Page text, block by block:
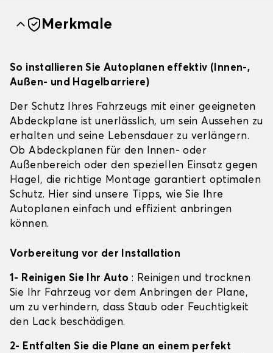
Merkmale
So installieren Sie Autoplanen effektiv (Innen-,
Außen- und Hagelbarriere)
Der Schutz Ihres Fahrzeugs mit einer geeigneten
Abdeckplane ist unerlässlich, um sein Aussehen zu
erhalten und seine Lebensdauer zu verlängern.
Ob Abdeckplanen für den Innen- oder
Außenbereich oder den speziellen Einsatz gegen
Hagel, die richtige Montage garantiert optimalen
Schutz. Hier sind unsere Tipps, wie Sie Ihre
Autoplanen einfach und effizient anbringen
können.
Vorbereitung vor der Installation
1- Reinigen Sie Ihr Auto : Reinigen und trocknen
Sie Ihr Fahrzeug vor dem Anbringen der Plane,
um zu verhindern, dass Staub oder Feuchtigkeit
den Lack beschädigen.
2- Entfalten Sie die Plane an einem perfekt